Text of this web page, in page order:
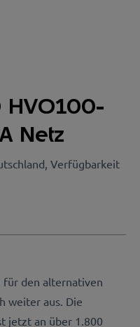
HVO100-
Netz
Verfügbarkeit
für den alternativen
weiter aus. Die
jetzt an über 1.800